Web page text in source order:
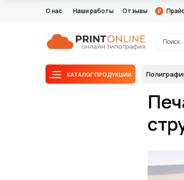
О нас Наши работы Отзывы
Поиск
КАТАЛОГ ПРОДУКЦИИ